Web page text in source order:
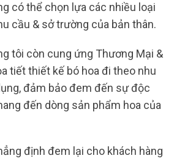
có thể chọn lựa các nhiều loại
cầu & sở trường của bản thân.
tôi còn cung ứng Thương Mại &
tiết thiết kế bó hoa đi theo nhu
đảm bảo đem đến sự độc
đến dòng sản phẩm hoa của
định đem lại cho khách hàng